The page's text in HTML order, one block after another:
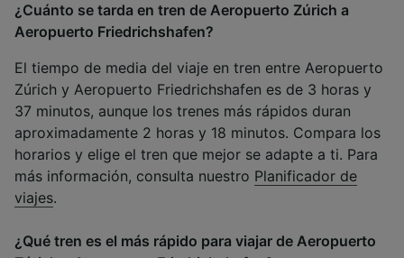
¿Cuánto se tarda en tren de Aeropuerto Zúrich a
Aeropuerto Friedrichshafen?
El tiempo de media del viaje en tren entre Aeropuerto
Zúrich y Aeropuerto Friedrichshafen es de 3 horas y
37 minutos, aunque los trenes más rápidos duran
aproximadamente 2 horas y 18 minutos. Compara los
horarios y elige el tren que mejor se adapte a ti. Para
más información, consulta nuestro Planificador de
viajes.
¿Qué tren es el más rápido para viajar de Aeropuerto